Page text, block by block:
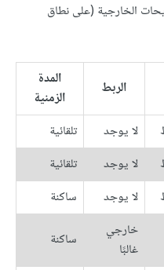
الخارجية (على نطاق
الربط
المدة
الزمنية
لا يوجد تلقائية
لا يوجد تلقائية
لا يوجد ساكنة
خارجي
غالبًا
ساكنة